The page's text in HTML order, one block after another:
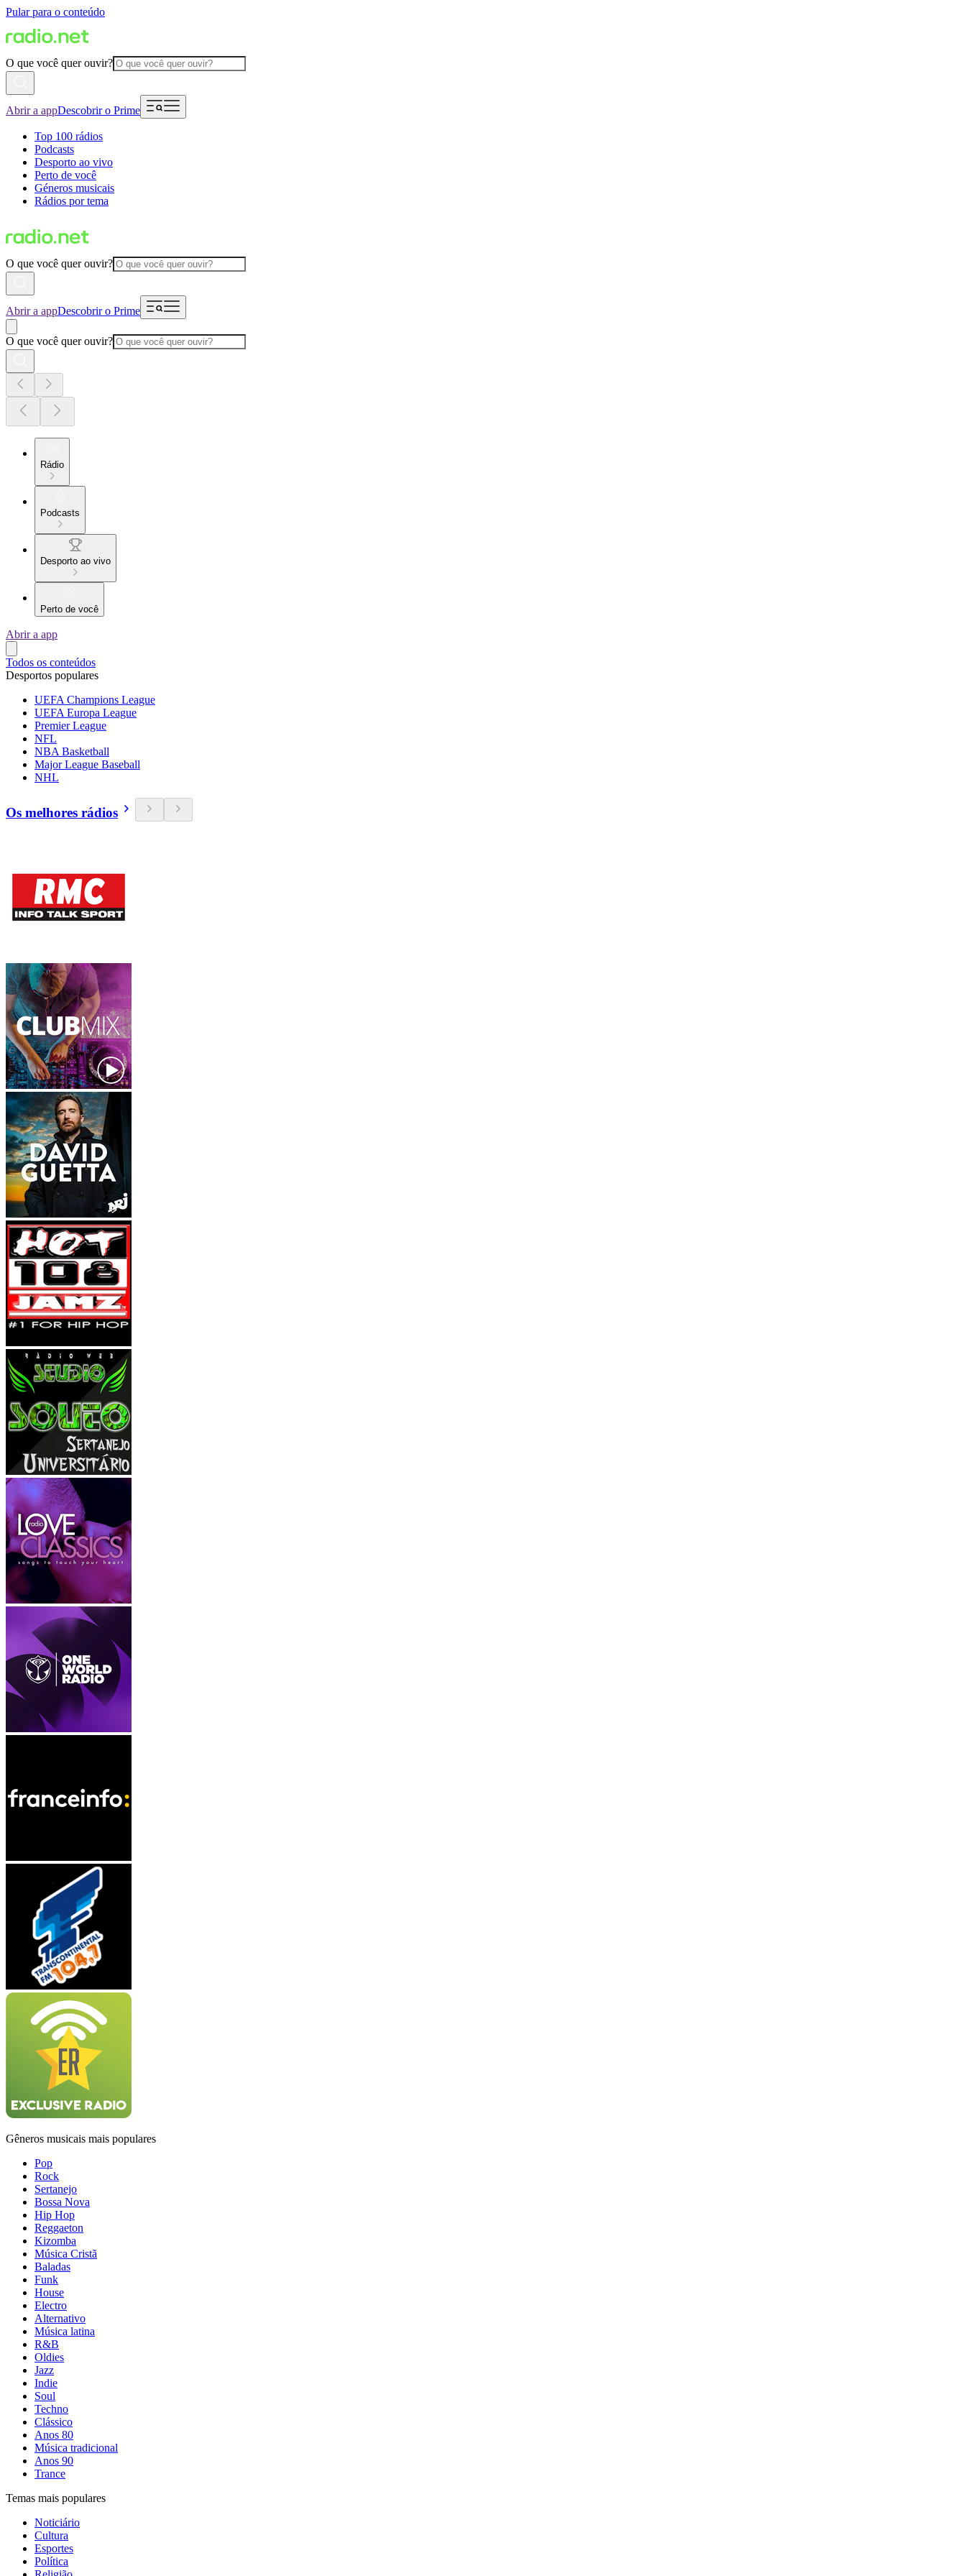
Pular para o conteúdo
O que você quer ouvir?
Abrir a appDescobrir o Prime
Top 100 rádios
Podcasts
Desporto ao vivo
Perto de você
Géneros musicais
Rádios por tema
O que você quer ouvir?
Abrir a appDescobrir o Prime
O que você quer ouvir?
Rádio
Podcasts
Desporto ao vivo
Perto de você
Abrir a app
Todos os conteúdos
Desportos populares
UEFA Champions League
UEFA Europa League
Premier League
NFL
NBA Basketball
Major League Baseball
NHL
Os melhores rádios
Gêneros musicais mais populares
Pop
Rock
Sertanejo
Bossa Nova
Hip Hop
Reggaeton
Kizomba
Música Cristã
Baladas
Funk
House
Electro
Alternativo
Música latina
R&B
Oldies
Jazz
Indie
Soul
Techno
Clássico
Anos 80
Música tradicional
Anos 90
Trance
Temas mais populares
Noticiário
Cultura
Esportes
Política